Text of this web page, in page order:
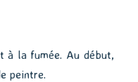
à la fumée. Au début,
peintre.